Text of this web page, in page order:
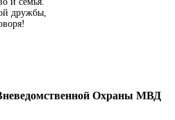
дружбы,
Охраны МВД